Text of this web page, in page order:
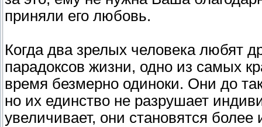
приняли его любовь.
Когда два зрелых человека любят
парадоксов жизни, одно из самых
время безмерно одиноки. Они до
но их единство не разрушает
увеличивает, они становятся